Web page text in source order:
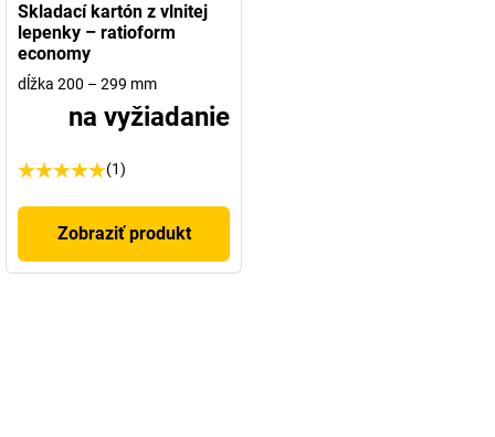
Skladací kartón z vlnitej
lepenky – ratioform
economy
dĺžka 200 – 299 mm
na vyžiadanie
(1)
Zobraziť produkt